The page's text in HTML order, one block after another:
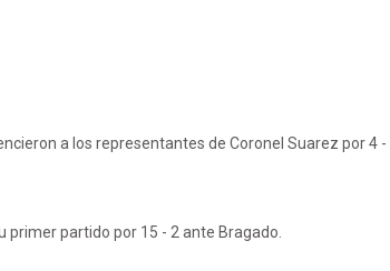
a los representantes de Coronel Suarez por 4 -
partido por 15 - 2 ante Bragado.